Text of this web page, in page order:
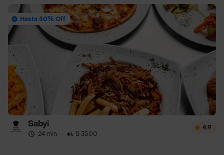
Hasta 50% Off
Sabyi
24 min · $ 3500
4.9